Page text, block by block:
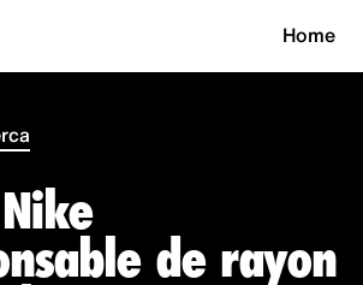
Home
de rayon